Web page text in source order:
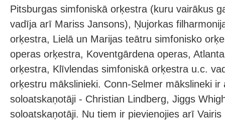
Pitsburgas simfoniskā orķestra (kuru vairākus
vadīja arī Mariss Jansons), Ņujorkas
orķestra, Lielā un Marijas teātru simfonisko
operas orķestra, Koventgārdena operas,
orķestra, Klīvlendas simfoniskā orķestra u.c.
orķestru mākslinieki. Conn-Selmer mākslineki ir
soloatskaņotāji - Christian Lindberg, Jiggs
soloatskaņotāji. Nu tiem ir pievienojies arī